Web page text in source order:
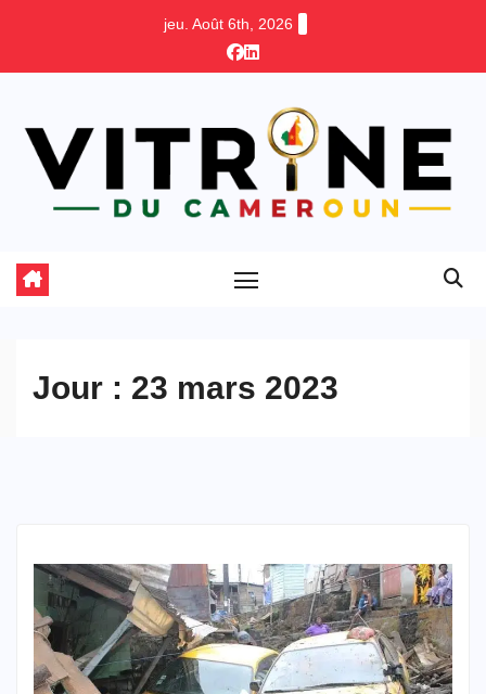
jeu. Août 6th, 2026
Jour : 23 mars 2023